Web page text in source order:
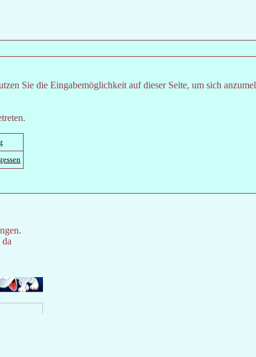
Sie die Eingabemöglichkeit auf dieser Seite, um sich